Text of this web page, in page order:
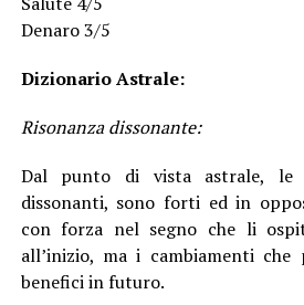
Denaro 3/5
Dizionario Astrale:
Risonanza dissonante:
Dal punto di vista astrale, le
dissonanti, sono forti ed in
con forza nel segno che li
all’inizio, ma i cambiamenti
benefici in futuro.